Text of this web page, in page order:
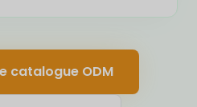
catalogue ODM